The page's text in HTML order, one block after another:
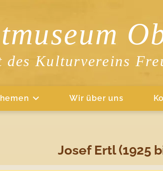
Kulturvereins
Wir über uns
Josef Ertl (1925